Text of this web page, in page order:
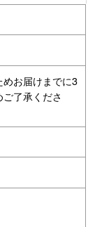
お届けまでに3
了承くださ